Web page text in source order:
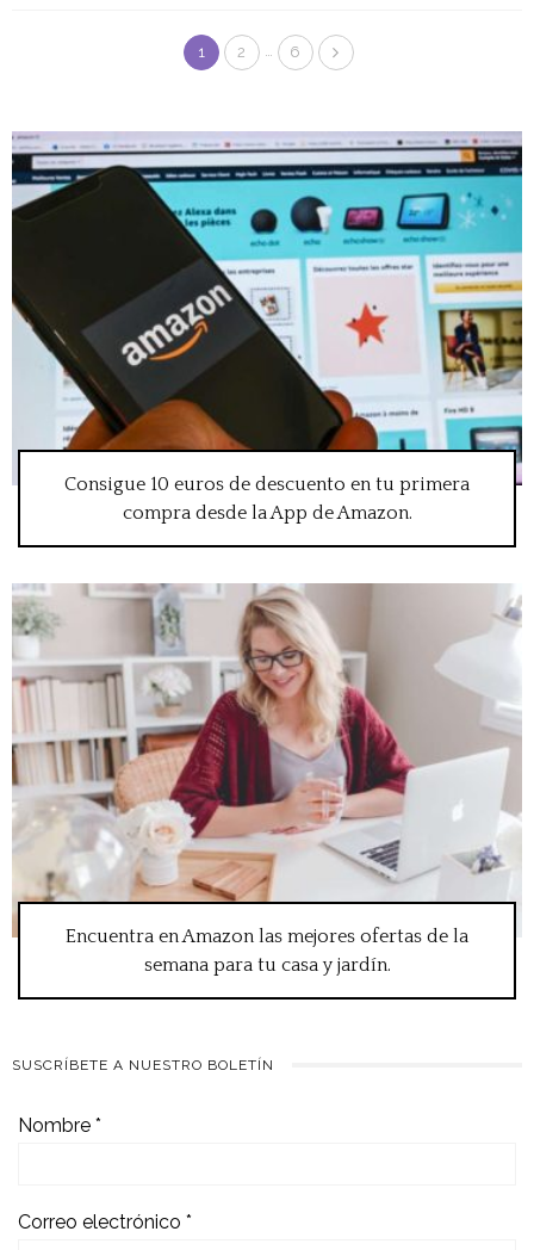
1 2 … 6
Consigue 10 euros de descuento en tu primera
compra desde la App de Amazon.
Encuentra en Amazon las mejores ofertas de la
semana para tu casa y jardín.
SUSCRÍBETE A NUESTRO BOLETÍN
Nombre *
Correo electrónico *